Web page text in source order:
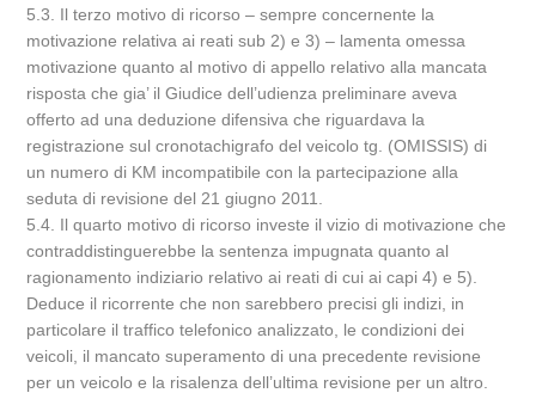
5.3. Il terzo motivo di ricorso – sempre concernente la
motivazione relativa ai reati sub 2) e 3) – lamenta omessa
motivazione quanto al motivo di appello relativo alla mancata
risposta che gia’ il Giudice dell’udienza preliminare aveva
offerto ad una deduzione difensiva che riguardava la
registrazione sul cronotachigrafo del veicolo tg. (OMISSIS) di
un numero di KM incompatibile con la partecipazione alla
seduta di revisione del 21 giugno 2011.
5.4. Il quarto motivo di ricorso investe il vizio di motivazione che
contraddistinguerebbe la sentenza impugnata quanto al
ragionamento indiziario relativo ai reati di cui ai capi 4) e 5).
Deduce il ricorrente che non sarebbero precisi gli indizi, in
particolare il traffico telefonico analizzato, le condizioni dei
veicoli, il mancato superamento di una precedente revisione
per un veicolo e la risalenza dell’ultima revisione per un altro.